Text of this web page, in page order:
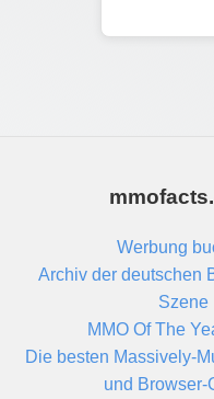
Werbung
Archiv der deutschen
Szene
MMO Of The
Die besten Massively-
und Browser-